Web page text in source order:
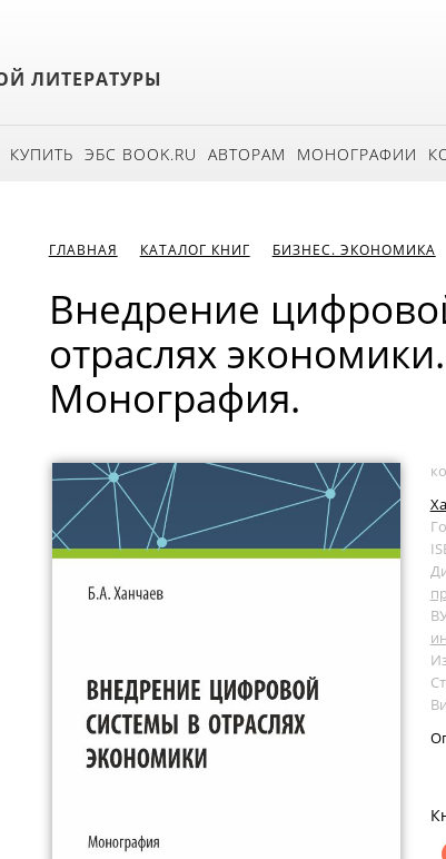
ЛИТЕРАТУРЫ
КУПИТЬ ЭБС BOOK.RU АВТОРАМ МОНОГРАФИИ
ГЛАВНАЯ КАТАЛОГ КНИГ БИЗНЕС. ЭКОНОМИКА
Внедрение
отраслях
Монография.